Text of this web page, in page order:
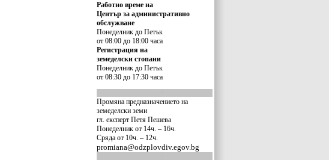
Работно време на
Център за административно
обслужване
Понеделник до Петък
от 08:00 до 18:00 часа
Регистрация на
земеделски стопани
Понеделник до Петък
от 08:30 до 17:30 часа
Промяна предназначението на
земеделски земи
гл. експерт Петя Пешева
Понеделник от 14ч. – 16ч.
Сряда от 10ч. – 12ч.
promiana@odzplovdiv.egov.bg